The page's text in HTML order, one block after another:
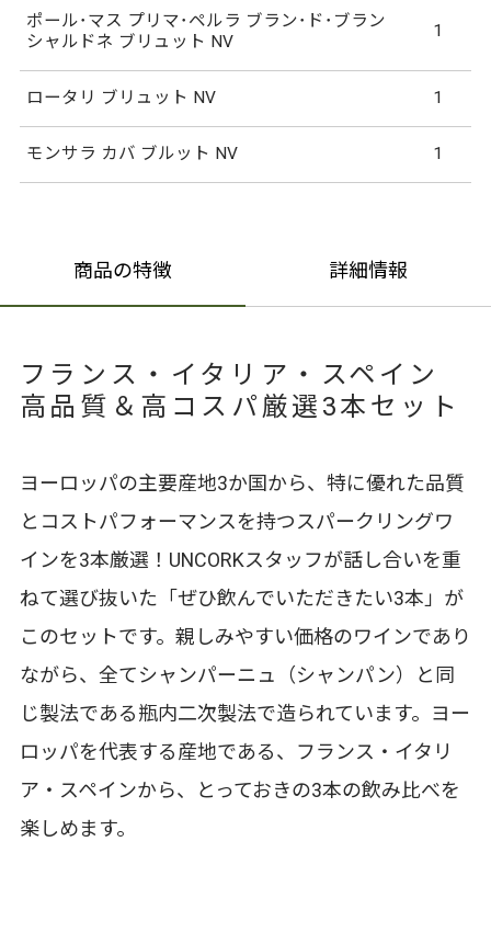
ポール･マス プリマ･ペルラ ブラン･ド･ブラン
シャルドネ ブリュット NV
1
ロータリ ブリュット NV 1
モンサラ カバ ブルット NV 1
商品の特徴 詳細情報
フランス・イタリア・スペイン
高品質＆高コスパ厳選3本セット
ヨーロッパの主要産地3か国から、特に優れた品質
とコストパフォーマンスを持つスパークリングワ
インを3本厳選！UNCORKスタッフが話し合いを重
ねて選び抜いた「ぜひ飲んでいただきたい3本」が
このセットです。親しみやすい価格のワインであり
ながら、全てシャンパーニュ（シャンパン）と同
じ製法である瓶内二次製法で造られています。ヨー
ロッパを代表する産地である、フランス・イタリ
ア・スペインから、とっておきの3本の飲み比べを
楽しめます。